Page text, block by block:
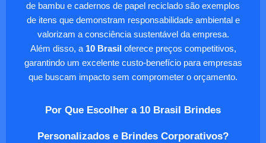
de bambu e cadernos de papel reciclado são exemplos
de itens que demonstram responsabilidade ambiental e
valorizam a consciência sustentável da empresa.
Além disso, a 10 Brasiloferece preços competitivos,
garantindo um excelente custo-benefício para empresas
que buscam impacto sem comprometer o orçamento.
Por Que Escolher a 10 Brasil Brindes
Personalizados e Brindes Corporativos?